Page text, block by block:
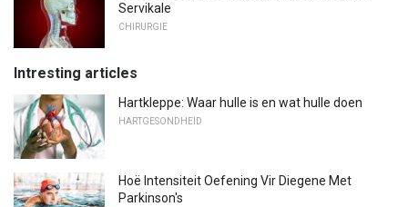
Servikale
CHIRURGIE
Intresting articles
Hartkleppe: Waar hulle is en wat hulle doen
HARTGESONDHEID
Hoë Intensiteit Oefening Vir Diegene Met
Parkinson's